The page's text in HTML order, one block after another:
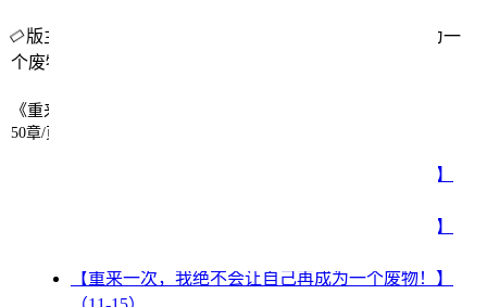
版主小说网正在更新重来一次，我绝不会让自己再成为一
个废物！最新章节...
《重来一次，我绝不会让自己再成为一个废物！》章节列表
50章/页
【重来一次，我绝不会让自己再成为一个废物！】
【重来一次，我绝不会让自己再成为一个废物！】
【重来一次，我绝不会让自己再成为一个废物！】